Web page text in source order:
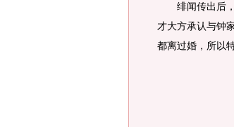
绯闻传出后，
才大方承认与钟
都离过婚，所以